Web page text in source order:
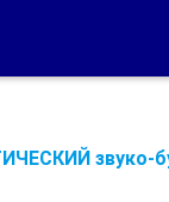
звуко-